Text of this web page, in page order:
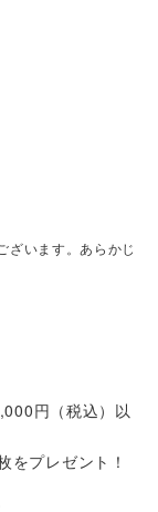
ざいます。あらかじ
円（税込）以
をプレゼント！